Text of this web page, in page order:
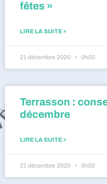
fêtes »
LIRE LA SUITE »
21 décembre 2020 0h00
Terrasson :
décembre
LIRE LA SUITE »
21 décembre 2020 0h00